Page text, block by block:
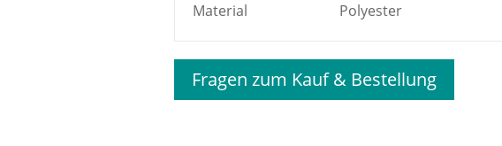
Material Polyester
Fragen zum Kauf & Bestellung